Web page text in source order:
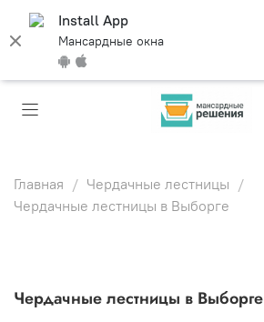
Install App
Мансардные окна
Главная
Чердачные лестницы
Чердачные лестницы в Выборге
Чердачные лестницы в Выборге